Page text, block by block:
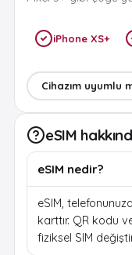
iPhone XS+
Cihazım uyumlu
eSIM
eSIM nedir?
eSIM,
karttır. QR kodu
fiziksel SIM